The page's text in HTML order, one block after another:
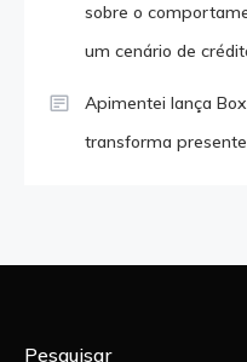
sobre o
um cenário de
Apimentei lança
transforma
Pesquisar